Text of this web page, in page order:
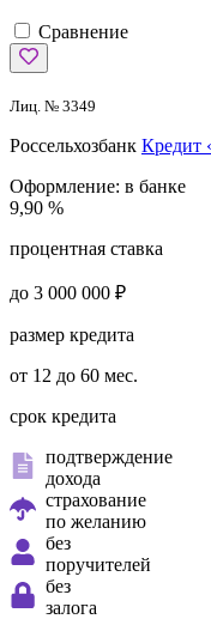
Сравнение
Лиц. № 3349
Россельхозбанк Кредит
Оформление: в банке
9,90 %
процентная ставка
до 3 000 000 ₽
размер кредита
от 12 до 60 мес.
срок кредита
подтверждение
дохода
страхование
по желанию
без
поручителей
без
залога